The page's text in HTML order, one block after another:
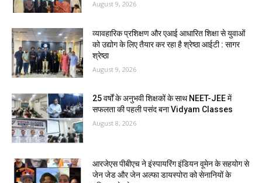
August 9, 2026
व्यावहारिक प्रशिक्षण और एआई आधारित शिक्षा से युवाओं
को उद्योग के लिए तैयार कर रहा है श्रेष्ठा आईटी : सागर
श्रेष्ठा
August 9, 2026
25 वर्षों के अनुभवी शिक्षकों के साथ NEET-JEE में
सफलता की पहली पसंद बना Vidyam Classes
August 8, 2026
आरजेएस पीबीएच ने इंस्पायरिंग इंडियन वूमेन के सहयोग से
जेन जेड और जेन अल्फा डायस्पोरा को सेनानियों के